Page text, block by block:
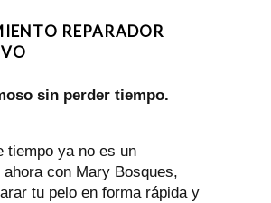
REPARADOR
sin perder tiempo.
tiempo ya no es un
ahora con Mary Bosques,
tu pelo en forma rápida y